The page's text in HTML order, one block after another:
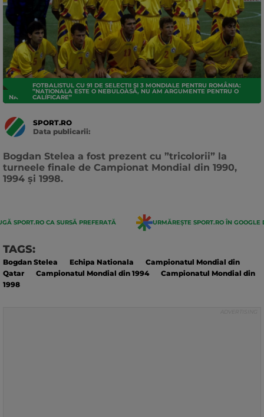
NATIONALA
FOTBALISTUL CU 91 DE SELECȚII ȘI 3 MONDIALE PENTRU ROMÂNIA:
”NAȚIONALA ESTE O NEBULOASĂ, NU AM ARGUMENTE PENTRU O
CALIFICARE”
SPORT.RO
Data publicarii:
Bogdan Stelea a fost prezent cu ”tricolorii” la
turneele finale de Campionat Mondial din 1990,
1994 și 1998.
SPORT.RO CA SURSĂ PREFERATĂ URMĂREȘTE SPORT.RO ÎN GOOGLE
TAGS:
Bogdan Stelea Echipa Nationala
Campionatul Mondial din
Qatar
Campionatul Mondial din 1994
Campionatul Mondial din
1998